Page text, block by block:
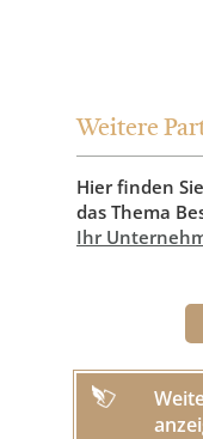
Weitere
Hier finden
das Thema
Ihr